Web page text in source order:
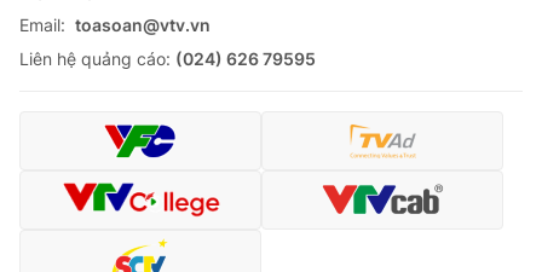
Email: toasoan@vtv.vn
Liên hệ quảng cáo: (024) 626 79595